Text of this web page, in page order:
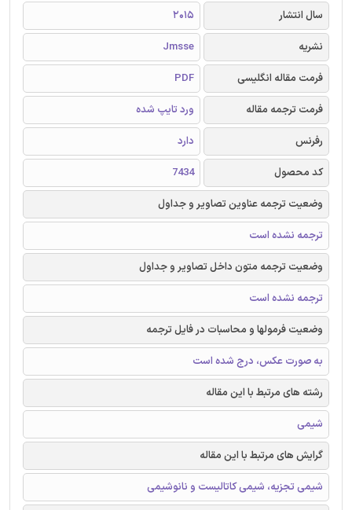
سال انتشار
2015
نشریه
Jmsse
فرمت مقاله انگلیسی
PDF
فرمت ترجمه مقاله
ورد تایپ شده
رفرنس
دارد
کد محصول
7434
وضعیت ترجمه عناوین تصاویر و جداول
ترجمه نشده است
وضعیت ترجمه متون داخل تصاویر و جداول
ترجمه نشده است
وضعیت فرمولها و محاسبات در فایل ترجمه
به صورت عکس، درج شده است
رشته های مرتبط با این مقاله
شیمی
گرایش های مرتبط با این مقاله
شیمی تجزیه، شیمی کاتالیست و نانوشیمی